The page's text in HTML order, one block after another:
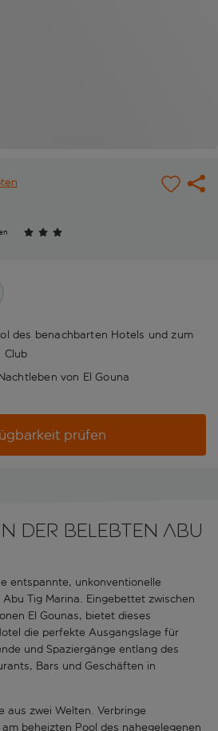
des benachbarten Hotels und zum
Club
von El Gouna
prüfen
der belebten Abu
entspannte, unkonventionelle
Tig Marina. Eingebettet zwischen
El Gounas, bietet dieses
die perfekte Ausgangslage für
und Spaziergänge entlang des
Bars und Geschäften in
aus zwei Welten. Verbringe
beheizten Pool des nahegelegenen